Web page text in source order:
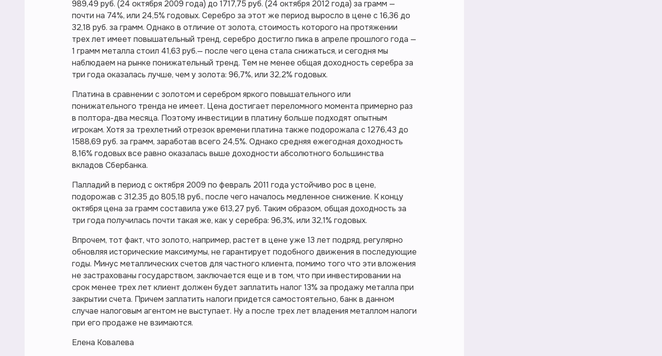
989,49 руб. (24 октября 2009 года) до 1717,75 руб. (24 октября 2012 года) за грамм —
почти на 74%, или 24,5% годовых. Серебро за этот же период выросло в цене с 16,36 до
32,18 руб. за грамм. Однако в отличие от золота, стоимость которого на протяжении
трех лет имеет повышательный тренд, серебро достигло пика в апреле прошлого года —
1 грамм металла стоил 41,63 руб.— после чего цена стала снижаться, и сегодня мы
наблюдаем на рынке понижательный тренд. Тем не менее общая доходность серебра за
три года оказалась лучше, чем у золота: 96,7%, или 32,2% годовых.
Платина в сравнении с золотом и серебром яркого повышательного или
понижательного тренда не имеет. Цена достигает переломного момента примерно раз
в полтора-два месяца. Поэтому инвестиции в платину больше подходят опытным
игрокам. Хотя за трехлетний отрезок времени платина также подорожала с 1276,43 до
1588,69 руб. за грамм, заработав всего 24,5%. Однако средняя ежегодная доходность
8,16% годовых все равно оказалась выше доходности абсолютного большинства
вкладов Сбербанка.
Палладий в период с октября 2009 по февраль 2011 года устойчиво рос в цене,
подорожав с 312,35 до 805,18 руб., после чего началось медленное снижение. К концу
октября цена за грамм составила уже 613,27 руб. Таким образом, общая доходность за
три года получилась почти такая же, как у серебра: 96,3%, или 32,1% годовых.
Впрочем, тот факт, что золото, например, растет в цене уже 13 лет подряд, регулярно
обновляя исторические максимумы, не гарантирует подобного движения в последующие
годы. Минус металлических счетов для частного клиента, помимо того что эти вложения
не застрахованы государством, заключается еще и в том, что при инвестировании на
срок менее трех лет клиент должен будет заплатить налог 13% за продажу металла при
закрытии счета. Причем заплатить налоги придется самостоятельно, банк в данном
случае налоговым агентом не выступает. Ну а после трех лет владения металлом налоги
при его продаже не взимаются.
Елена Ковалева